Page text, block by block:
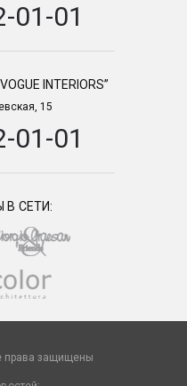
01-01
INTERIORS”
15
01-01
В СЕТИ:
права защищены